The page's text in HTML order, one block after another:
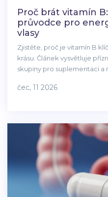
Proč brát vitamín
průvodce pro
vlasy
Zjistěte, proč je vitamín B
krásu. Článek vysvětluje
skupiny pro suplementaci
čec, 11 2026